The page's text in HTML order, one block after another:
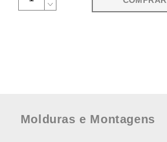
Molduras e Montagens